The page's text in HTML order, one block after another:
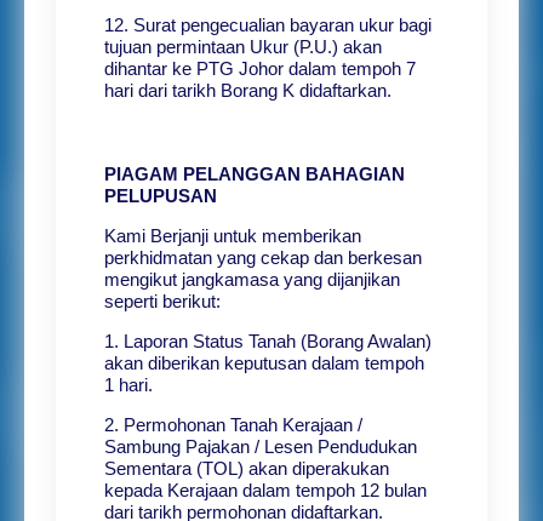
12. Surat pengecualian bayaran ukur bagi
tujuan permintaan Ukur (P.U.) akan
dihantar ke PTG Johor dalam tempoh 7
hari dari tarikh Borang K didaftarkan.
PIAGAM PELANGGAN BAHAGIAN
PELUPUSAN
Kami Berjanji untuk memberikan
perkhidmatan yang cekap dan berkesan
mengikut jangkamasa yang dijanjikan
seperti berikut:
1. Laporan Status Tanah (Borang Awalan)
akan diberikan keputusan dalam tempoh
1 hari.
2. Permohonan Tanah Kerajaan /
Sambung Pajakan / Lesen Pendudukan
Sementara (TOL) akan diperakukan
kepada Kerajaan dalam tempoh 12 bulan
dari tarikh permohonan didaftarkan.